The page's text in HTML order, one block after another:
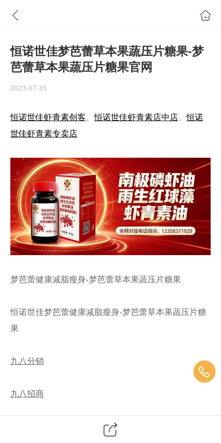
恒诺世佳梦芭蕾草本果蔬压片糖果-梦
芭蕾草本果蔬压片糖果官网
2023-07-15
恒诺世佳虾青素创客、恒诺世佳虾青素店中店、恒诺
世佳虾青素专卖店
梦芭蕾健康减脂瘦身-梦芭蕾草本果蔬压片糖果
恒诺世佳梦芭蕾健康减脂瘦身-梦芭蕾草本果蔬压片糖
果
九八分销
九八招商